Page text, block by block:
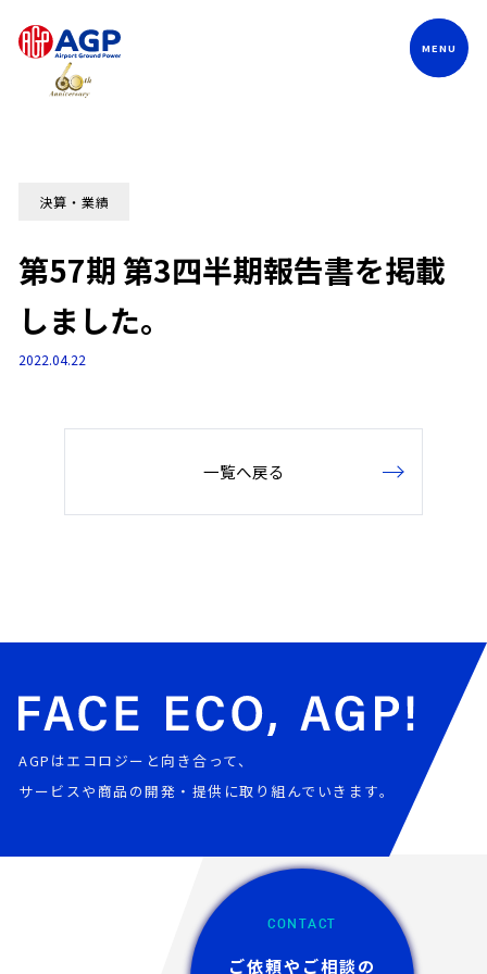
決算・業績
第57期 第3四半期報告書を掲載
しました。
2022.04.22
一覧へ戻る
AGPはエコロジーと向き合って、
サービスや商品の開発・提供に取り組んでいきます。
CONTACT
ご依頼やご相談の